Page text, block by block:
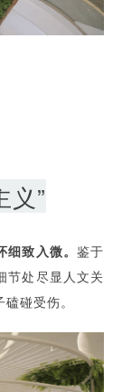
义”
致入微。 鉴于
节处尽显人文关
碰受伤。